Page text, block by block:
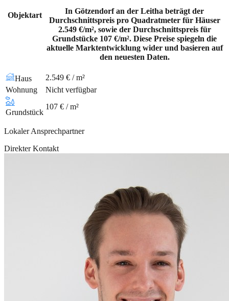
Objektart
In Götzendorf an der Leitha beträgt der
Durchschnittspreis pro Quadratmeter für Häuser
2.549 €/m², sowie der Durchschnittspreis für
Grundstücke 107 €/m². Diese Preise spiegeln die
aktuelle Marktentwicklung wider und basieren auf
den neuesten Daten.
Haus
2.549 € / m²
Wohnung
Nicht verfügbar
Grundstück
107 € / m²
Lokaler Ansprechpartner
Direkter Kontakt